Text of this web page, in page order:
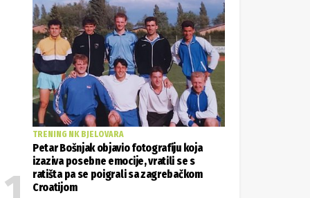
TRENING NK BJELOVARA
Petar Bošnjak objavio fotografiju koja
izaziva posebne emocije, vratili se s
ratišta pa se poigrali sa zagrebačkom
Croatijom